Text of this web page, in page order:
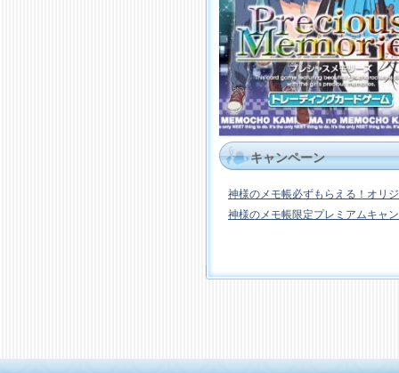
キャンペーン
神様のメモ帳必ずもらえる！オリ
神様のメモ帳限定プレミアムキャ